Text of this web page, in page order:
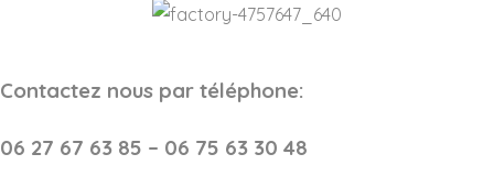
Contactez nous par téléphone:
06 27 67 63 85 – 06 75 63 30 48